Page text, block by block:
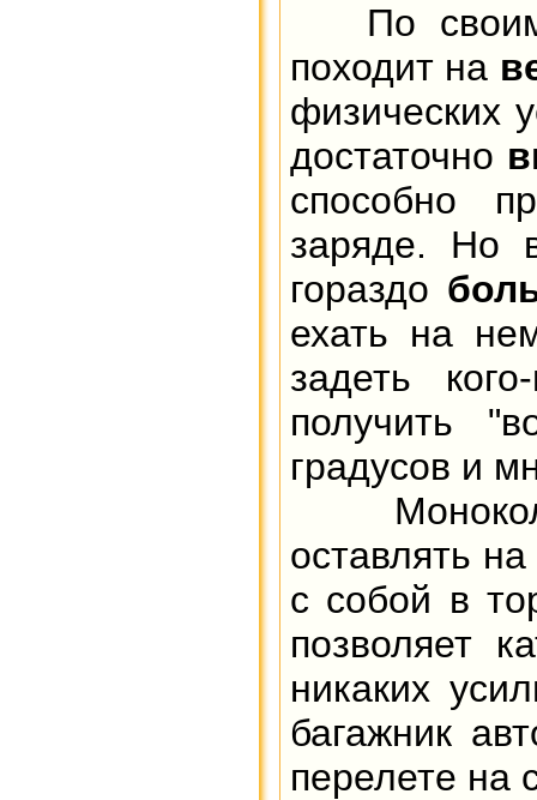
По своим
походит на
физических
достаточно
способно
заряде. Но
гораздо
ехать на
задеть
получить
градусов и
оставлять
с собой в
позволяет
никаких
багажник
перелете на